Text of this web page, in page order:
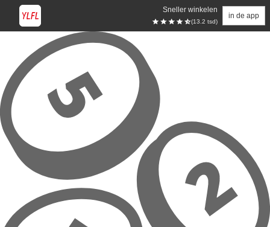
Sneller winkelen
(13.2 tsd)
in de app
Overslaan naar hoofdinhoud